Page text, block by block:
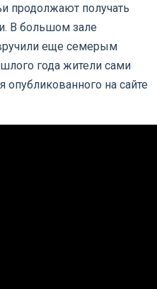
продолжают получать
В большом зале
еще семерым
года жители сами
опубликованного на сайте